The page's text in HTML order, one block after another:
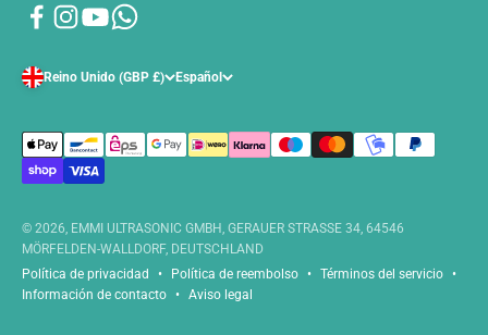
Reino Unido (GBP £) Español
© 2026, EMMI ULTRASONIC GMBH, GERAUER STRASSE 34, 64546
MÖRFELDEN-WALLDORF, DEUTSCHLAND
Política de privacidad
Política de reembolso
Términos del servicio
Información de contacto
Aviso legal